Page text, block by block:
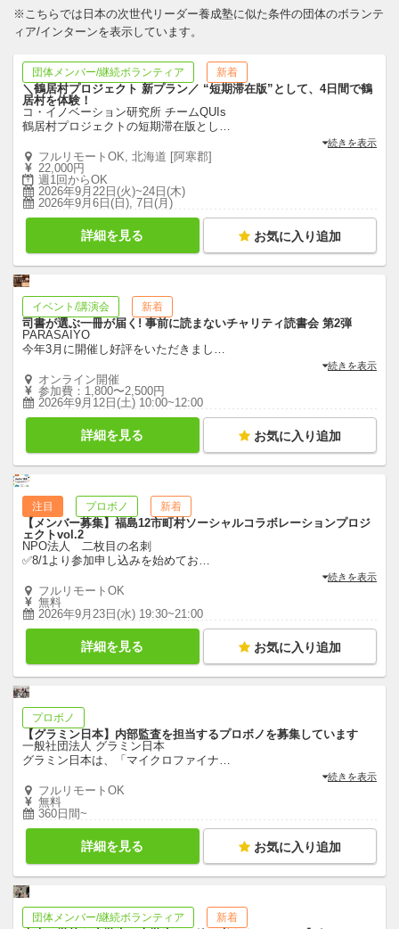
※こちらでは日本の次世代リーダー養成塾に似た条件の団体のボランテ
ィア/インターンを表示しています。
団体メンバー/継続ボランティア 新着
＼鶴居村プロジェクト 新プラン／ “短期滞在版”として、4日間で鶴
居村を体験！
コ・イノベーション研究所 チームQUIs
鶴居村プロジェクトの短期滞在版とし …
続きを表示
フルリモートOK, 北海道 [阿寒郡]
22,000円
週1回からOK
2026年9月22日(火)~24日(木)
2026年9月6日(日), 7日(月)
詳細を見る お気に入り追加
イベント/講演会 新着
司書が選ぶ一冊が届く! 事前に読まないチャリティ読書会 第2弾
PARASAIYO
今年3月に開催し好評をいただきまし …
続きを表示
オンライン開催
参加費：1,800〜2,500円
2026年9月12日(土) 10:00~12:00
詳細を見る お気に入り追加
注目 プロボノ 新着
【メンバー募集】福島12市町村ソーシャルコラボレーションプロジ
ェクトvol.2
NPO法人 二枚目の名刺
✅8/1より参加申し込みを始めてお…
続きを表示
フルリモートOK
無料
2026年9月23日(水) 19:30~21:00
詳細を見る お気に入り追加
プロボノ
【グラミン日本】内部監査を担当するプロボノを募集しています
一般社団法人 グラミン日本
グラミン日本は、「マイクロファイナ…
続きを表示
フルリモートOK
無料
360日間~
詳細を見る お気に入り追加
団体メンバー/継続ボランティア 新着